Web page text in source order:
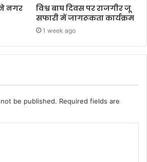
ने नगर
विश्व बाघ दिवस पर राजगीर जू
सफारी में जागरूकता कार्यक्रम
1 week ago
be published. Required fields are